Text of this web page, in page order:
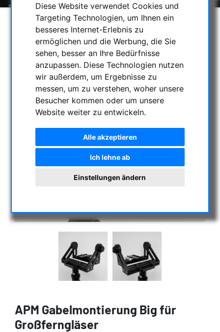
Diese Website verwendet Cookies und
Targeting Technologien, um Ihnen ein
besseres Internet-Erlebnis zu
ermöglichen und die Werbung, die Sie
sehen, besser an Ihre Bedürfnisse
anzupassen. Diese Technologien nutzen
wir außerdem, um Ergebnisse zu
messen, um zu verstehen, woher unsere
Besucher kommen oder um unsere
Website weiter zu entwickeln.
Alle akzeptieren
Ich lehne ab
Einstellungen ändern
APM Gabelmontierung Big für
Großferngläser